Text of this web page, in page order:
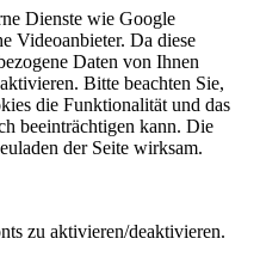
Dienste wie Google
Videoanbieter. Da diese
Daten von Ihnen
Bitte beachten Sie,
die Funktionalität und das
beeinträchtigen kann. Die
der Seite wirksam.
zu aktivieren/deaktivieren.